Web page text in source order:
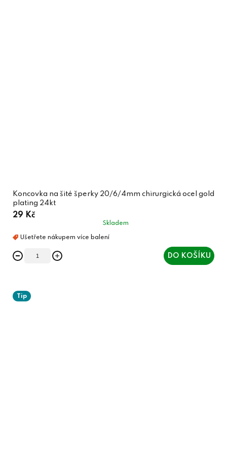
Koncovka na šité šperky 20/6/4mm chirurgická ocel gold
plating 24kt
29 Kč
Skladem
DO KOŠÍKU
Tip